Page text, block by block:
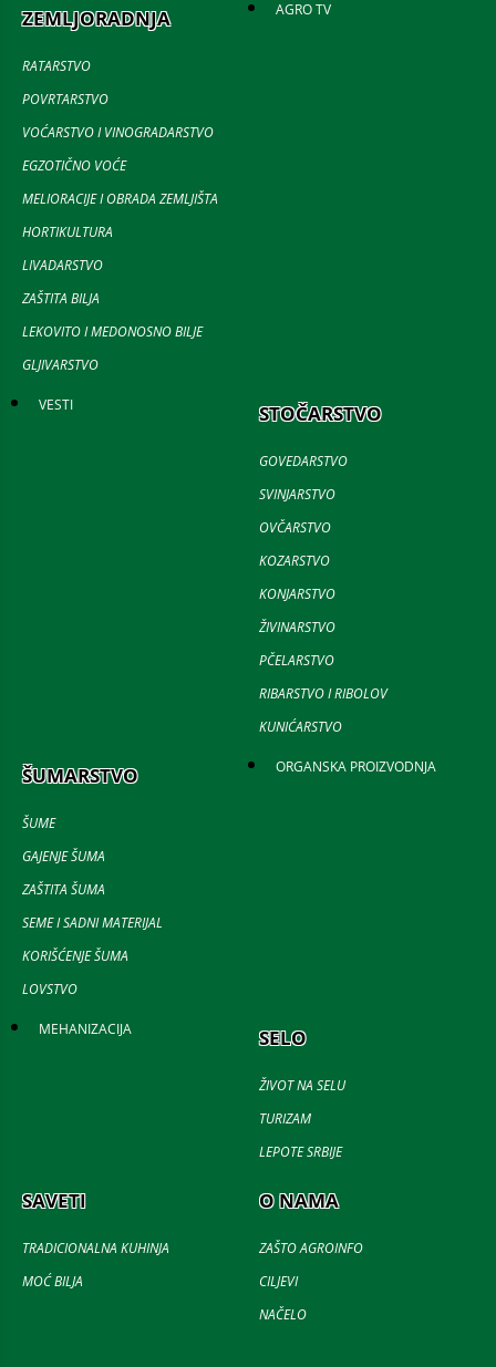
ZEMLJORADNJA
RATARSTVO
POVRTARSTVO
VOĆARSTVO I VINOGRADARSTVO
EGZOTIČNO VOĆE
MELIORACIJE I OBRADA ZEMLJIŠTA
HORTIKULTURA
LIVADARSTVO
ZAŠTITA BILJA
LEKOVITO I MEDONOSNO BILJE
GLJIVARSTVO
AGRO TV
VESTI STOČARSTVO
GOVEDARSTVO
SVINJARSTVO
OVČARSTVO
KOZARSTVO
KONJARSTVO
ŽIVINARSTVO
PČELARSTVO
RIBARSTVO I RIBOLOV
KUNIĆARSTVO
ŠUMARSTVO
ŠUME
GAJENJE ŠUMA
ZAŠTITA ŠUMA
SEME I SADNI MATERIJAL
KORIŠĆENJE ŠUMA
LOVSTVO
ORGANSKA PROIZVODNJA
MEHANIZACIJA SELO
ŽIVOT NA SELU
TURIZAM
LEPOTE SRBIJE
SAVETI
TRADICIONALNA KUHINJA
MOĆ BILJA
O NAMA
ZAŠTO AGROINFO
CILJEVI
NAČELO